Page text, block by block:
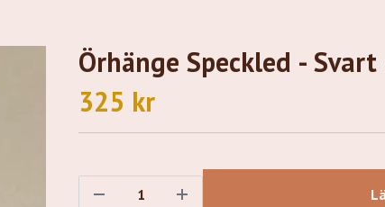
Örhänge Speckled -
325 kr